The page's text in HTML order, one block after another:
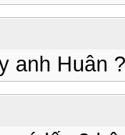
anh Huân ?